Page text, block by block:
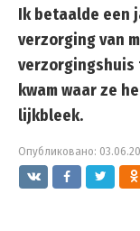
Ik betaalde een
verzorging van
verzorgingshuis
kwam waar ze
lijkbleek.
Опубликовано: